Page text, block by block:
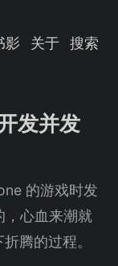
影 关于 搜索
发并发
的游戏时发
心血来潮就
腾的过程。